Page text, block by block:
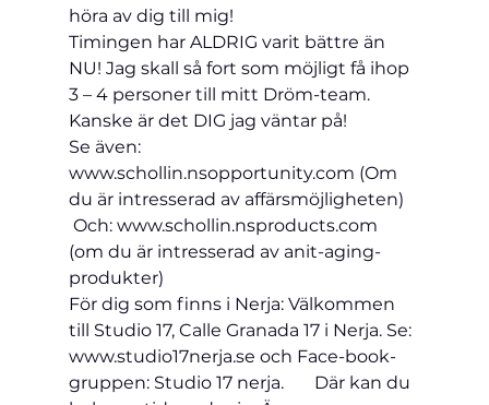
höra av dig till mig!
Timingen har ALDRIG varit bättre än
NU! Jag skall så fort som möjligt få ihop
3 – 4 personer till mitt Dröm-team.
Kanske är det DIG jag väntar på!
Se även:
www.schollin.nsopportunity.com (Om
du är intresserad av affärsmöjligheten)
Och: www.schollin.nsproducts.com
(om du är intresserad av anit-aging-
produkter)
För dig som finns i Nerja: Välkommen
till Studio 17, Calle Granada 17 i Nerja. Se:
www.studio17nerja.se och Face-book-
gruppen: Studio 17 nerja.       Där kan du